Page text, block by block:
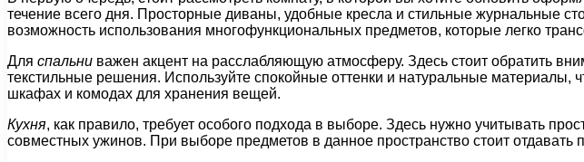
течение всего дня. Просторные диваны, удобные кресла и стильные журнальные
возможность использования многофункциональных предметов, которые легко
Для спальни важен акцент на расслабляющую атмосферу. Здесь стоит обратить
текстильные решения. Используйте спокойные оттенки и натуральные
шкафах и комодах для хранения вещей.
Кухня, как правило, требует особого подхода в выборе. Здесь нужно учитывать
совместных ужинов. При выборе предметов в данное пространство стоит